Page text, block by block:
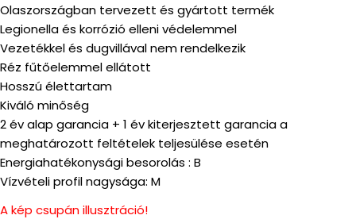
Olaszországban tervezett és gyártott termék
Legionella és korrózió elleni védelemmel
Vezetékkel és dugvillával nem rendelkezik
Réz fűtőelemmel ellátott
Hosszú élettartam
Kiváló minőség
2 év alap garancia + 1 év kiterjesztett garancia a
meghatározott feltételek teljesülése esetén
Energiahatékonysági besorolás : B
Vízvételi profil nagysága: M
A kép csupán illusztráció!